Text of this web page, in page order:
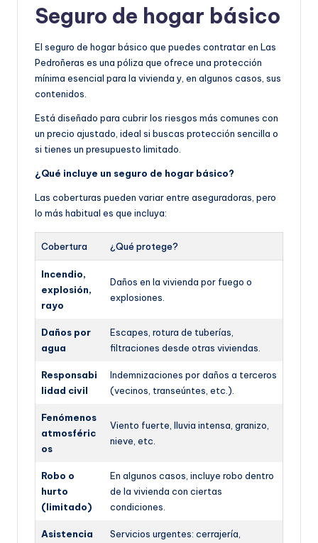
Seguro de hogar básico
El seguro de hogar básico que puedes contratar en Las
Pedroñeras es una póliza que ofrece una protección
mínima esencial para la vivienda y, en algunos casos, sus
contenidos.
Está diseñado para cubrir los riesgos más comunes con
un precio ajustado, ideal si buscas protección sencilla o
si tienes un presupuesto limitado.
¿Qué incluye un seguro de hogar básico?
Las coberturas pueden variar entre aseguradoras, pero
lo más habitual es que incluya:
Cobertura ¿Qué protege?
Incendio,
explosión,
rayo
Daños en la vivienda por fuego o
explosiones.
Daños por
agua
Escapes, rotura de tuberías,
filtraciones desde otras viviendas.
Responsabi
lidad civil
Indemnizaciones por daños a terceros
(vecinos, transeúntes, etc.).
Fenómenos
atmosféric
os
Viento fuerte, lluvia intensa, granizo,
nieve, etc.
Robo o
hurto
(limitado)
En algunos casos, incluye robo dentro
de la vivienda con ciertas
condiciones.
Asistencia
Servicios urgentes: cerrajería,